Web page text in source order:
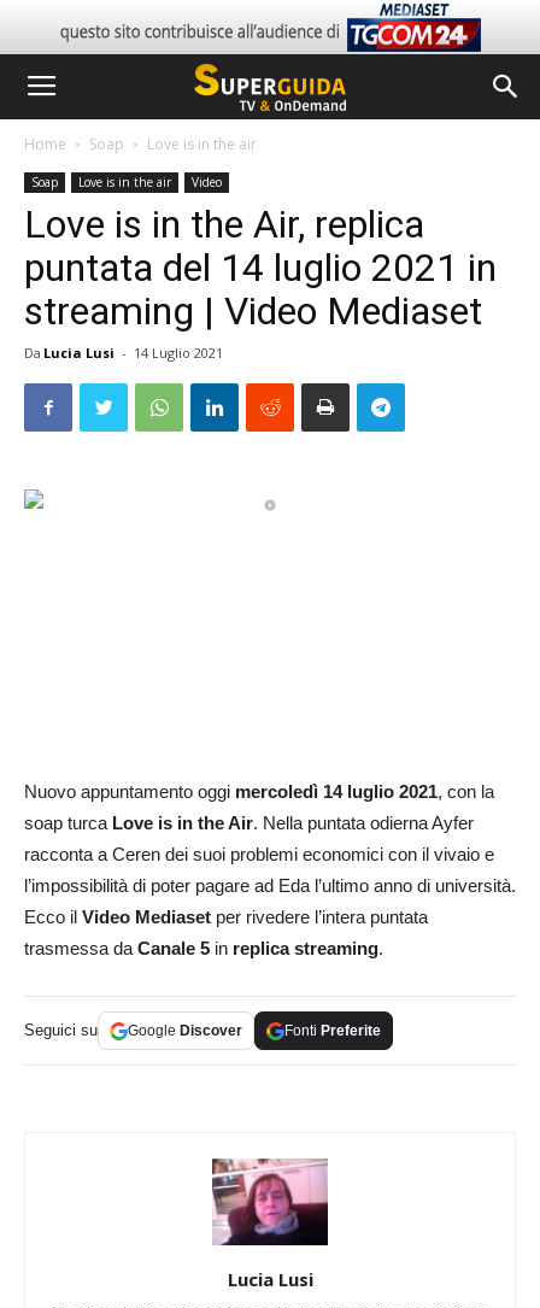
Home Soap Love is in the air
Soap Love is in the air Video
Love is in the Air, replica
puntata del 14 luglio 2021 in
streaming | Video Mediaset
Da Lucia Lusi - 14 Luglio 2021
Nuovo appuntamento oggi mercoledì 14 luglio 2021, con la
soap turca Love is in the Air. Nella puntata odierna Ayfer
racconta a Ceren dei suoi problemi economici con il vivaio e
l’impossibilità di poter pagare ad Eda l’ultimo anno di università.
Ecco il Video Mediaset per rivedere l’intera puntata
trasmessa daCanale 5 in replica streaming.
Seguici su Google Discover Fonti Preferite
Lucia Lusi